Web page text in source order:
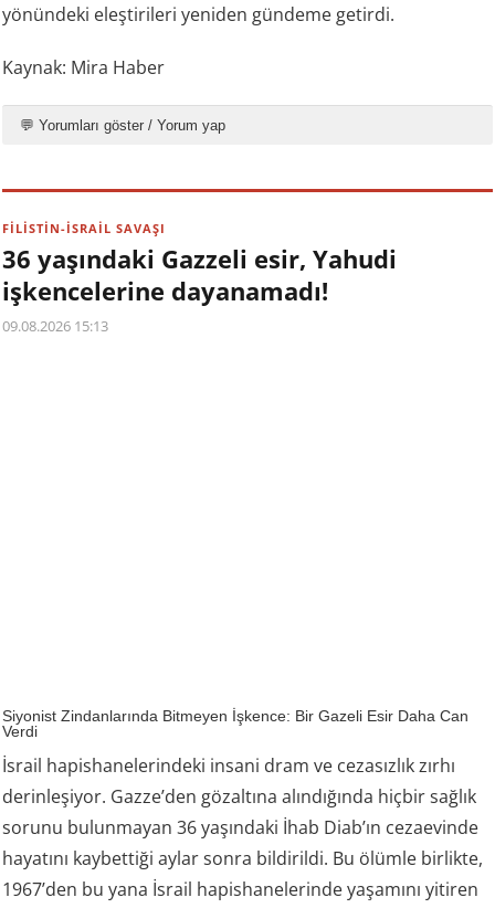
yönündeki eleştirileri yeniden gündeme getirdi.
Kaynak: Mira Haber
💬 Yorumları göster / Yorum yap
FİLİSTİN-İSRAİL SAVAŞI
36 yaşındaki Gazzeli esir, Yahudi
işkencelerine dayanamadı!
09.08.2026 15:13
Siyonist Zindanlarında Bitmeyen İşkence: Bir Gazeli Esir Daha Can
Verdi
İsrail hapishanelerindeki insani dram ve cezasızlık zırhı
derinleşiyor. Gazze’den gözaltına alındığında hiçbir sağlık
sorunu bulunmayan 36 yaşındaki İhab Diab’ın cezaevinde
hayatını kaybettiği aylar sonra bildirildi. Bu ölümle birlikte,
1967’den bu yana İsrail hapishanelerinde yaşamını yitiren